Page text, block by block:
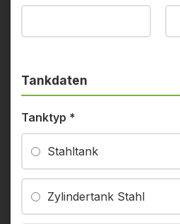
Tankdaten
Tanktyp *
Stahltank
Zylindertank Stahl